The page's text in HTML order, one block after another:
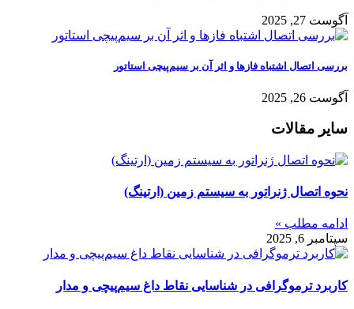
آگوست 27, 2025
بررسی اتصال اشتباه فازها و اثر آن بر سیم‌پیچی استاتور
آگوست 26, 2025
سایر مقالات
نحوه اتصال ژنراتور به سیستم زمین (ارتینگ)
ادامه مطلب »
سپتامبر 6, 2025
کاربرد ترموگرافی در شناسایی نقاط داغ سیم‌پیچی و مدار